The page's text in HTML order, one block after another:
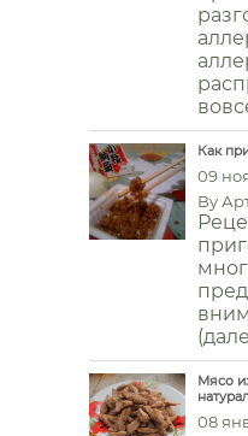
Как
09
By
Мясо
08